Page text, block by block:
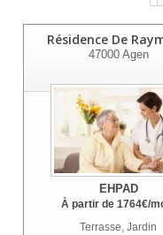
Résidence De
47000Agen
EHPAD
À partir de 1764€/
Terrasse, Jardin